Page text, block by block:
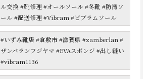
ル交換 #靴修理 #オールソール #冬靴 #防滑ソ
ール #配送修理 #Vibram #ビブラムソール
#いずみ靴店 #倉敷市 #滋賀県 #zamberlan #
ザンバランフジヤマ #EVAスポンジ #出し縫い
#vibram1136